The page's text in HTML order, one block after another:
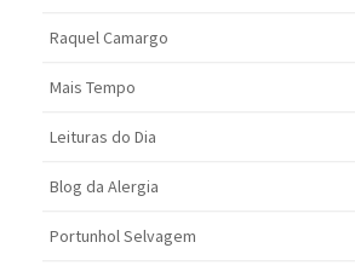
Raquel Camargo
Mais Tempo
Leituras do Dia
Blog da Alergia
Portunhol Selvagem